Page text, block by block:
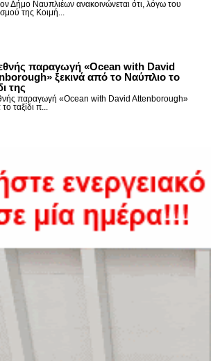
Δήμο Ναυπλιέων ανακοινώνεται ότι, λόγω του
της Κοιμή...
παραγωγή «Ocean with David
ξεκινά από το Ναύπλιο το
της
παραγωγή «Ocean with David Attenborough»
το ταξίδι π...